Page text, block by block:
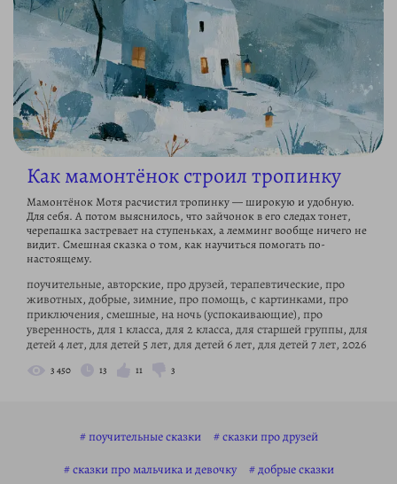
Как мамонтёнок строил тропинку
Мамонтёнок Мотя расчистил тропинку — широкую и удобную.
Для себя. А потом выяснилось, что зайчонок в его следах тонет,
черепашка застревает на ступеньках, а лемминг вообще ничего не
видит. Смешная сказка о том, как научиться помогать по-
настоящему.
поучительные, авторские, про друзей, терапевтические, про
животных, добрые, зимние, про помощь, с картинками, про
приключения, смешные, на ночь (успокаивающие), про
уверенность, для 1 класса, для 2 класса, для старшей группы, для
детей 4 лет, для детей 5 лет, для детей 6 лет, для детей 7 лет, 2026
3 450 13 11 3
поучительные сказки
сказки про друзей
сказки про мальчика и девочку
добрые сказки